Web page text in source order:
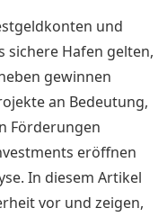
und
sichere Hafen gelten,
gewinnen
an Bedeutung,
Förderungen
eröffnen
In diesem Artikel
vor und zeigen,